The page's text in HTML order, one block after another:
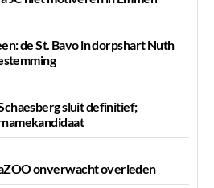
de St. Bavo in dorpshart Nuth
sluit definitief;
onverwacht overleden